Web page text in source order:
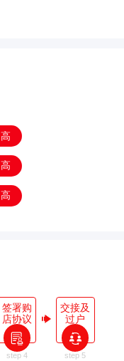
高
高
高
签署购
店协议
step 4
交接及
过户
step 5